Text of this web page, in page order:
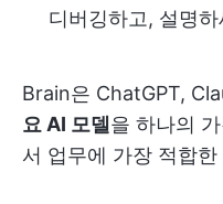
디버깅하고, 설명하
Brain은 ChatGPT,
요 AI 모델 을 하나의
서 업무에 가장 적합